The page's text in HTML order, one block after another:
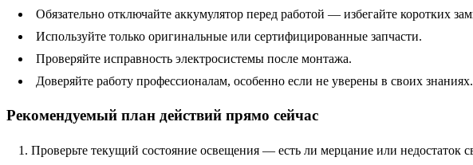
Обязательно отключайте аккумулятор перед работой — избегайте коротких
Используйте только оригинальные или сертифицированные запчасти.
Проверяйте исправность электросистемы после монтажа.
Доверяйте работу профессионалам, особенно если не уверены в своих знаниях.
Рекомендуемый план действий прямо сейчас
Проверьте текущий состояние освещения — есть ли мерцание или недостаток